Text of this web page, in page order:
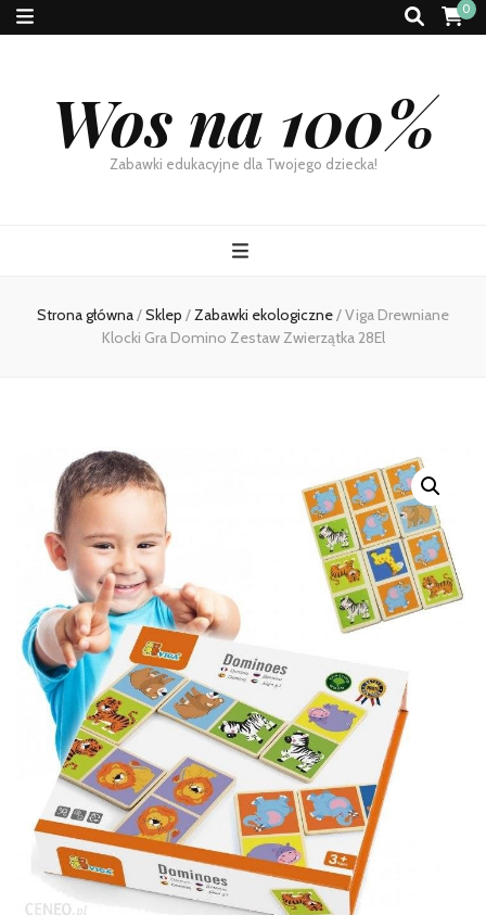
0
Wos na 100%
Zabawki edukacyjne dla Twojego dziecka!
Strona główna/Sklep /Zabawki ekologiczne/Viga Drewniane
Klocki Gra Domino Zestaw Zwierzątka 28El